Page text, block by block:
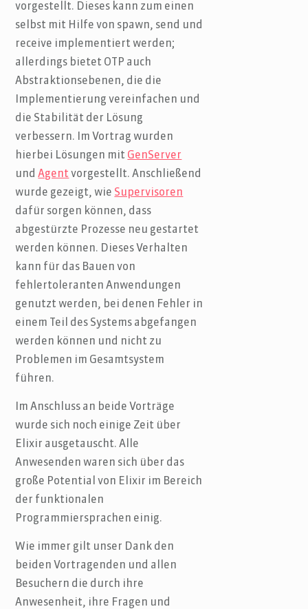
vorgestellt. Dieses kann zum einen
selbst mit Hilfe von spawn, send und
receive implementiert werden;
allerdings bietet OTP auch
Abstraktionsebenen, die die
Implementierung vereinfachen und
die Stabilität der Lösung
verbessern. Im Vortrag wurden
hierbei Lösungen mit GenServer
undAgent vorgestellt. Anschließend
wurde gezeigt, wie Supervisoren
dafür sorgen können, dass
abgestürzte Prozesse neu gestartet
werden können. Dieses Verhalten
kann für das Bauen von
fehlertoleranten Anwendungen
genutzt werden, bei denen Fehler in
einem Teil des Systems abgefangen
werden können und nicht zu
Problemen im Gesamtsystem
führen.
Im Anschluss an beide Vorträge
wurde sich noch einige Zeit über
Elixir ausgetauscht. Alle
Anwesenden waren sich über das
große Potential von Elixir im Bereich
der funktionalen
Programmiersprachen einig.
Wie immer gilt unser Dank den
beiden Vortragenden und allen
Besuchern die durch ihre
Anwesenheit, ihre Fragen und